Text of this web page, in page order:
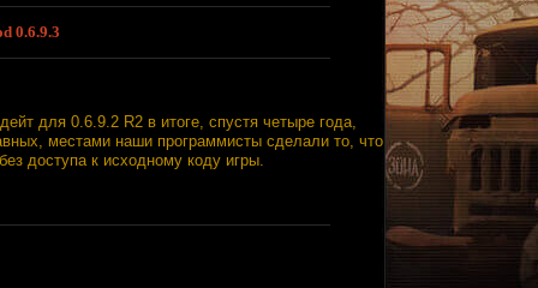
0.6.9.3
для 0.6.9.2 R2 в итоге, спустя четыре года,
местами наши программисты сделали то, что
доступа к исходному коду игры.